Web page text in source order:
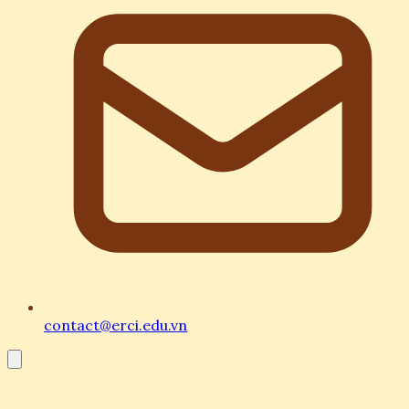
Sự khác biệt giữa tiền số và tiền mặt thông
thường
Để hiểu rõ hơn về tiềm năng của loại tài sản này,
chúng ta cần so sánh những đặc điểm cốt lõi giữa tiền
số và tiền pháp định mà chúng ta đang sử dụng hàng
ngày. Sự khác biệt này quyết định giá trị và cách thức
lưu thông của chúng trên thị trường.
(Cryptocurrency)
hình
Đơn vị
phát
contact@erci.edu.vn